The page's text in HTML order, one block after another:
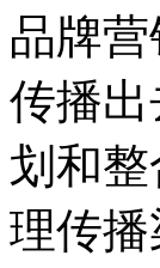
品牌
传播
划和
理传